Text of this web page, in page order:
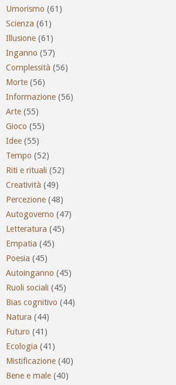
Umorismo (61)
Scienza (61)
Illusione (61)
Inganno (57)
Complessità (56)
Morte (56)
Informazione (56)
Arte (55)
Gioco (55)
Idee (55)
Tempo (52)
Riti e rituali (52)
Creatività (49)
Percezione (48)
Autogoverno (47)
Letteratura (45)
Empatia (45)
Poesia (45)
Autoinganno (45)
Ruoli sociali (45)
Bias cognitivo (44)
Natura (44)
Futuro (41)
Ecologia (41)
Mistificazione (40)
Bene e male (40)